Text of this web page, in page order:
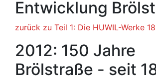
Entwicklung
zurück zu Teil 1: Die HUWIL-Werke
2012: 150 Jahre
Brölstraße - seit